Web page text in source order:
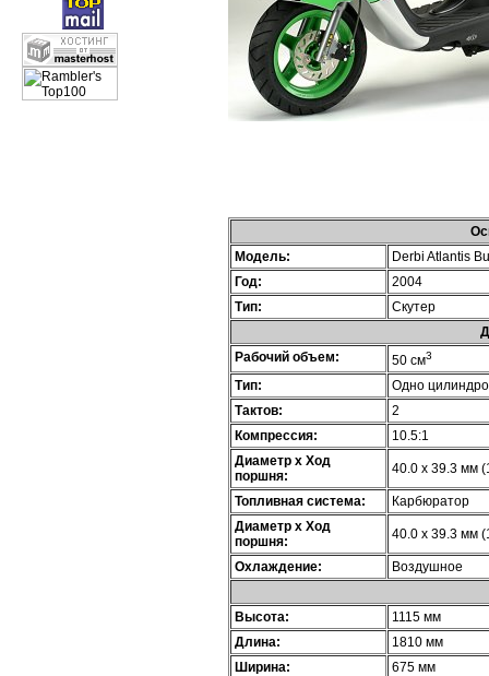
Модель:
Derbi Atlantis
Год:
2004
Тип:
Скутер
Рабочий объем:
50 см3
Тип:
Одно
Тактов:
2
Компрессия:
10.5:1
Диаметр х Ход
поршня:
40.0 x 39.3 мм
Топливная система:
Карбюратор
Диаметр х Ход
поршня:
40.0 x 39.3 мм
Охлаждение: Воздушное
Высота:
1115 мм
Длина:
1810 мм
Ширина:
675 мм